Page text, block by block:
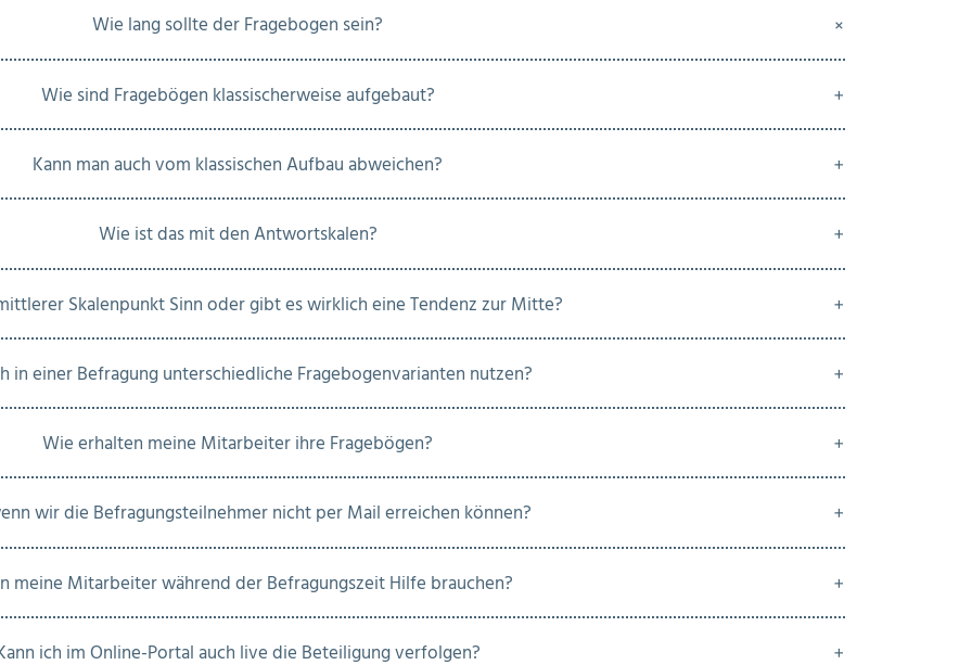
Wie lang sollte der Fragebogen sein?
Wie sind Fragebögen klassischerweise aufgebaut?
Kann man auch vom klassischen Aufbau abweichen?
Wie ist das mit den Antwortskalen?
Skalenpunkt Sinn oder gibt es wirklich eine Tendenz zur Mitte?
in einer Befragung unterschiedliche Fragebogenvarianten nutzen?
Wie erhalten meine Mitarbeiter ihre Fragebögen?
wir die Befragungsteilnehmer nicht per Mail erreichen können?
meine Mitarbeiter während der Befragungszeit Hilfe brauchen?
ich im Online-Portal auch live die Beteiligung verfolgen?